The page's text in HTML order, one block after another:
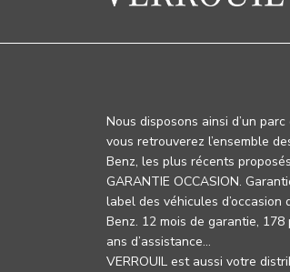
Nous disposons ainsi d’un parc
vous retrouverez l’ensemble
Benz, les plus récents
GARANTIE OCCASION.
label des véhicules d’occasion
Benz. 12 mois de garantie,
ans d’assistance…
VERROUIL est aussi votre